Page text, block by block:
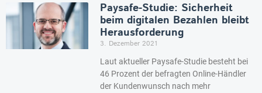
Paysafe-Studie: Sicherheit
beim digitalen Bezahlen bleibt
Herausforderung
3. Dezember 2021
Laut aktueller Paysafe-Studie besteht bei
46 Prozent der befragten Online-Händler
der Kundenwunsch nach mehr